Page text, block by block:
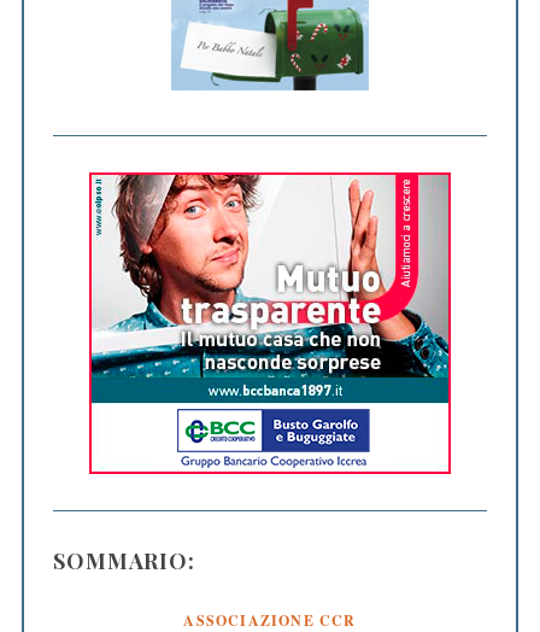
SOMMARIO:
ASSOCIAZIONE CCR